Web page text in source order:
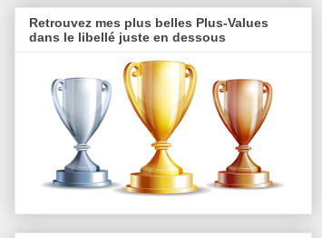
Retrouvez mes plus belles Plus-Values
dans le libellé juste en dessous